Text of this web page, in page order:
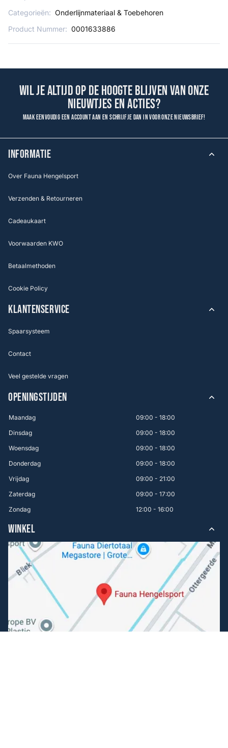
Categorieën: Onderlijnmateriaal & Toebehoren
Product Nummer: 0001633886
Wil je altijd op de hoogte blijven van onze
nieuwtjes en acties?
Maak eenvoudig een account aan en schrijf je dan in voor onze nieuwsbrief!
INFORMATIE
Over Fauna Hengelsport
Verzenden & Retourneren
Cadeaukaart
Voorwaarden KWO
Betaalmethoden
Cookie Policy
KLANTENSERVICE
Spaarsysteem
Contact
Veel gestelde vragen
OPENINGSTIJDEN
Maandag
09:00 - 18:00
Dinsdag
09:00 - 18:00
Woensdag
09:00 - 18:00
Donderdag
09:00 - 18:00
Vrijdag
09:00 - 21:00
Zaterdag
09:00 - 17:00
Zondag
12:00 - 16:00
WINKEL